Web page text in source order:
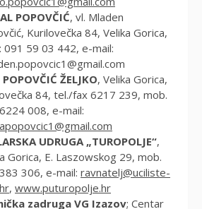
POPOVČIĆ, vl. Mladen
Kurilovečka 84, Velika Gorica,
091 59 03 442, e-mail:
POPOVČIĆ ŽELJKO, Velika Gorica,
84, tel./fax 6217 239, mob.
008, e-mail:
UDRUGA „TUROPOLJE“,
Gorica, E. Laszowskog 29, mob.
306, e-mail: ravnatelj@uciliste-
, www.puturopolje.hr
zadruga VG Izazov; Centar